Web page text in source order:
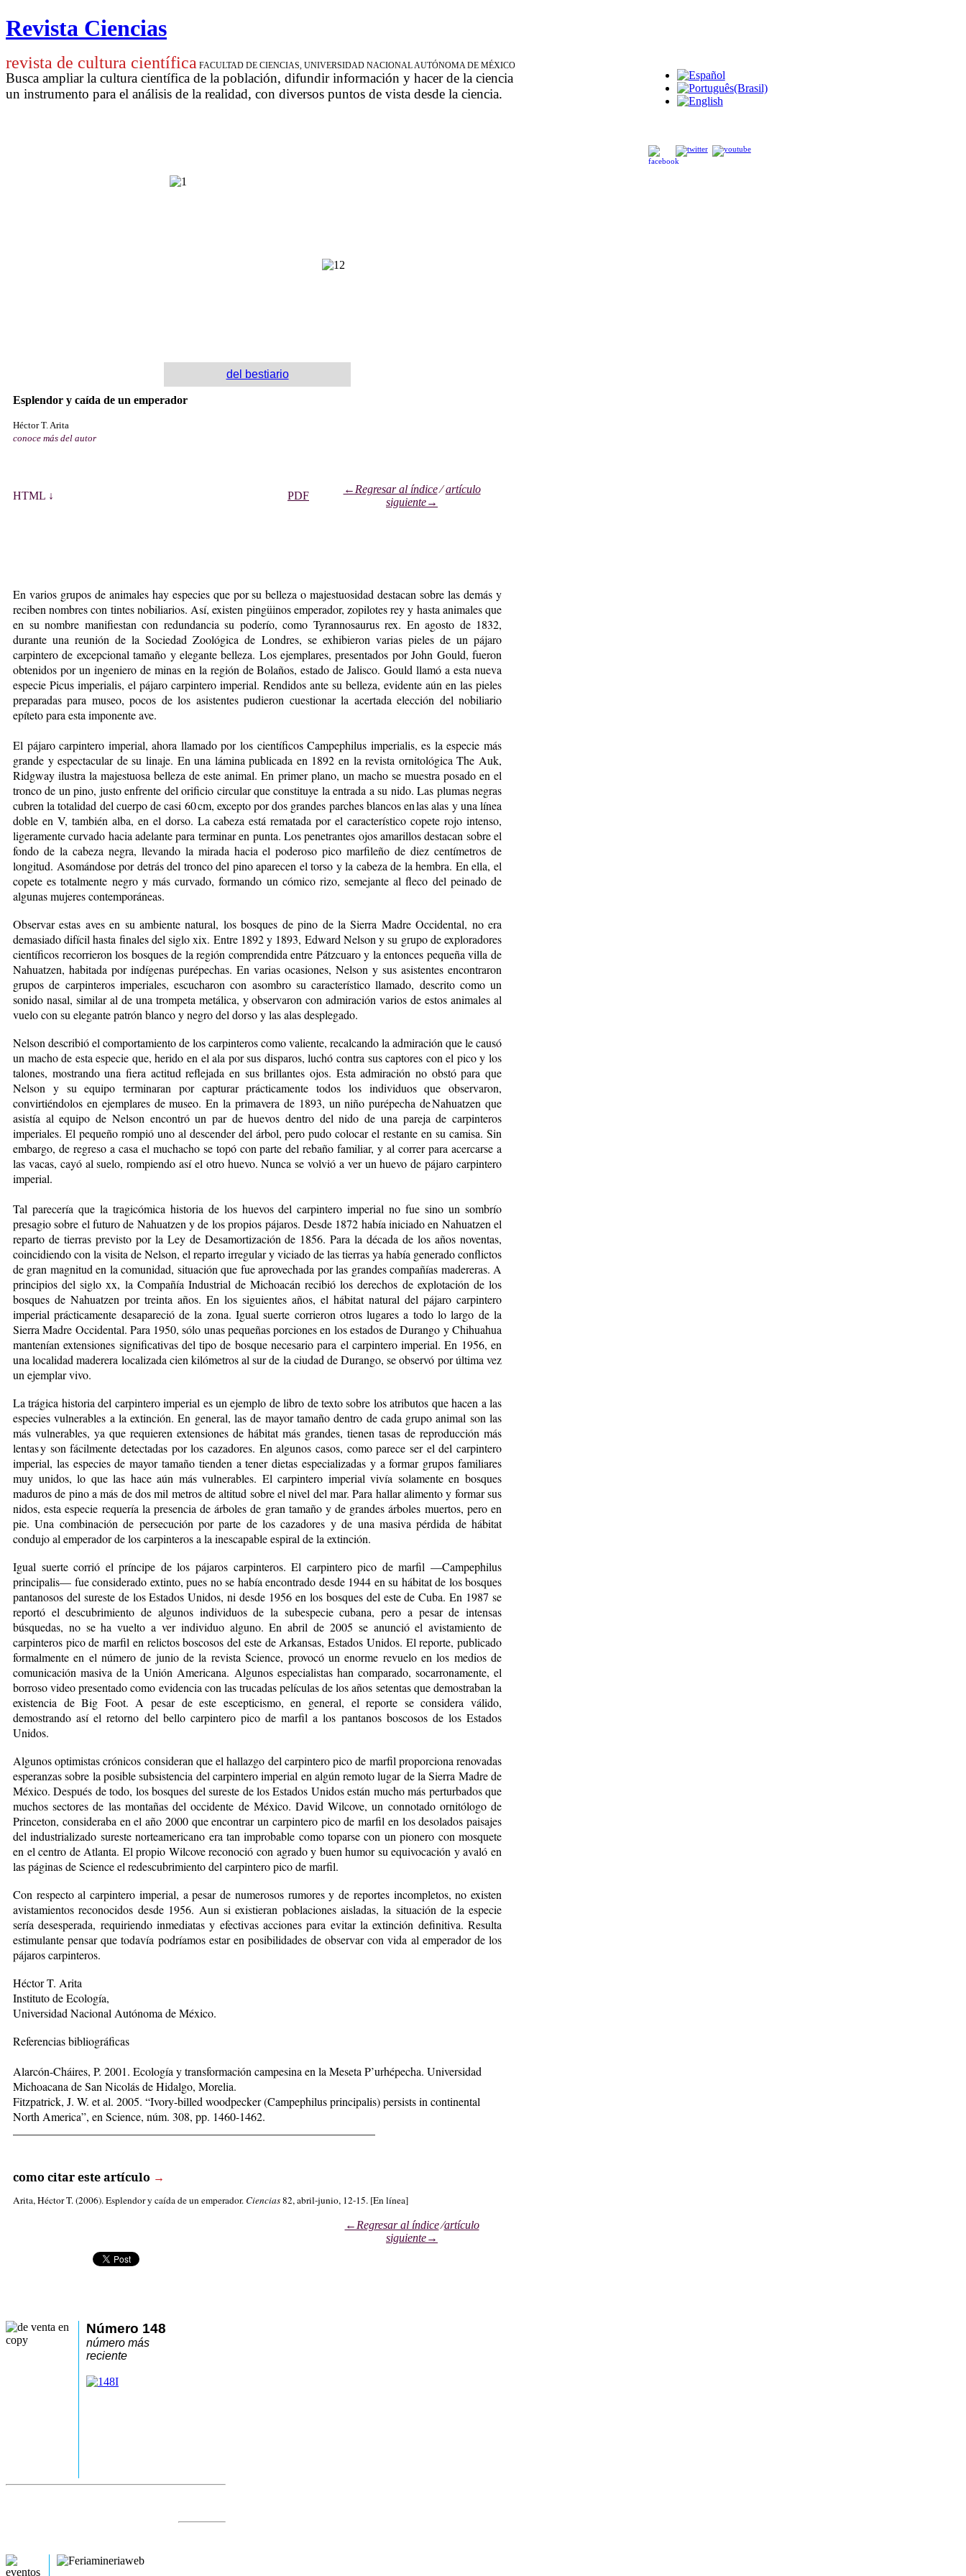
Revista Ciencias
revista de cultura científica FACULTAD DE CIENCIAS, UNIVERSIDAD NACIONAL AUTÓNOMA DE MÉXICO
Busca ampliar la cultura científica de la población, difundir información y hacer de la ciencia
un instrumento para el análisis de la realidad, con diversos puntos de vista desde la ciencia.
del bestiario
Esplendor y caída de un emperador
Héctor T. Arita
conoce más del autor
HTML ↓ PDF
←Regresar al índice⁄artículo
siguiente→
En varios grupos de animales hay especies que por su belleza o majestuosidad destacan sobre las demás y
reciben nombres con tintes nobiliarios. Así, existen pingüinos emperador, zopilotes rey y hasta animales que
en su nombre manifiestan con redundancia su poderío, como Tyrannosaurus rex. En agosto de 1832,
durante una reunión de la Sociedad Zoológica de Londres, se exhibieron varias pieles de un pájaro
carpintero de excepcional tamaño y elegante belleza. Los ejemplares, presentados por John Gould, fueron
obtenidos por un ingeniero de minas en la región de Bolaños, estado de Jalisco. Gould llamó a esta nueva
especie Picus imperialis, el pájaro carpintero imperial. Rendidos ante su belleza, evidente aún en las pieles
preparadas para museo, pocos de los asistentes pudieron cuestionar la acertada elección del nobiliario
epíteto para esta imponente ave.
El pájaro carpintero im­pe­rial, ahora llamado por los científicos Campephilus imperialis, es la especie más
grande y espectacular de su linaje. En una lámina publicada en 1892 en la revista ornitológica The Auk,
Ridgway ilustra la majestuosa belleza de este animal. En primer plano, un macho se muestra posado en el
tronco de un pino, justo enfrente del orificio circular que constituye la entrada a su nido. Las plumas negras
cubren la totalidad del cuerpo de casi 60 cm, excepto por dos grandes parches blancos en las alas y una línea
doble en V, también alba, en el dorso. La cabeza está rematada por el característico copete rojo intenso,
ligeramente curvado hacia adelante para terminar en punta. Los penetrantes ojos amarillos destacan sobre el
fondo de la cabeza negra, llevando la mirada hacia el poderoso pico marfileño de diez centímetros de
longitud. Asomándose por detrás del tronco del pino aparecen el torso y la cabeza de la hembra. En ella, el
copete es totalmente negro y más curvado, formando un cómico rizo, semejante al fleco del peinado de
algunas mujeres contemporáneas.
Observar estas aves en su ambiente natural, los bosques de pino de la Sierra Madre Occidental, no era
demasiado difícil hasta finales del siglo xix. Entre 1892 y 1893, Edward Nelson y su grupo de exploradores
científicos recorrieron los bosques de la región comprendida entre Pátzcuaro y la entonces pequeña villa de
Nahuatzen, habitada por indígenas purépechas. En varias ocasiones, Nelson y sus asistentes encontraron
grupos de carpinteros imperiales, escucharon con asombro su característico llamado, descrito como un
sonido nasal, similar al de una trompeta metálica, y observaron con admiración varios de estos animales al
vuelo con su elegante patrón blanco y negro del dorso y las alas desplegado.
Nelson describió el comportamiento de los carpinteros como valiente, recalcando la admiración que le causó
un macho de esta especie que, herido en el ala por sus disparos, luchó contra sus captores con el pico y los
talones, mostrando una fiera actitud reflejada en sus brillantes ojos. Esta admiración no obstó para que
Nelson y su equipo terminaran por capturar prácticamente todos los individuos que observaron,
convirtiéndolos en ejemplares de museo. En la primavera de 1893, un niño purépecha de Nahuatzen que
asistía al equipo de Nelson encontró un par de huevos dentro del nido de una pareja de carpinteros
imperiales. El pequeño rompió uno al descender del árbol, pero pudo colocar el restante en su camisa. Sin
embargo, de regreso a casa el muchacho se topó con parte del rebaño familiar, y al correr para acercarse a
las vacas, cayó al suelo, rompiendo así el otro huevo. Nunca se volvió a ver un huevo de pájaro carpintero
imperial.
Tal parecería que la tragicómica historia de los huevos del carpintero imperial no fue sino un sombrío
presagio sobre el futuro de Nahuatzen y de los propios pájaros. Desde 1872 había iniciado en Nahuatzen el
reparto de tierras previsto por la Ley de Desamortización de 1856. Para la década de los años noventas,
coincidiendo con la visita de Nelson, el reparto irregular y viciado de las tierras ya había generado conflictos
de gran magnitud en la comunidad, situación que fue aprovechada por las grandes compañías madereras. A
principios del siglo xx, la Compañía Industrial de Michoacán recibió los derechos de explotación de los
bosques de Nahuatzen por treinta años. En los siguientes años, el hábitat natural del pájaro carpintero
imperial prácticamente desapareció de la zona. Igual suerte corrieron otros lugares a todo lo largo de la
Sierra Madre Occidental. Para 1950, sólo unas pequeñas porciones en los estados de Durango y Chihuahua
mantenían extensiones significativas del tipo de bosque necesario para el carpintero imperial. En 1956, en
una localidad maderera localizada cien kilómetros al sur de la ciudad de Durango, se observó por última vez
un ejemplar vivo.
La trágica historia del carpintero imperial es un ejemplo de libro de texto sobre los atributos que hacen a las
especies vulnerables a la extinción. En general, las de mayor tamaño dentro de cada grupo animal son las
más vulnerables, ya que requieren extensiones de hábitat más grandes, tienen tasas de reproducción más
lentas y son fácilmente detectadas por los cazadores. En algunos casos, como parece ser el del carpintero
imperial, las especies de mayor tamaño tienden a tener dietas especializadas y a formar grupos familiares
muy unidos, lo que las hace aún más vulnerables. El carpintero imperial vivía solamente en bosques
maduros de pino a más de dos mil metros de altitud sobre el nivel del mar. Para hallar alimento y formar sus
nidos, esta especie requería la presencia de árboles de gran tamaño y de grandes árboles muertos, pero en
pie. Una combinación de persecución por parte de los cazadores y de una masiva pérdida de hábitat
condujo al emperador de los carpinteros a la inescapable espiral de la extinción.
Igual suerte corrió el príncipe de los pájaros carpinteros. El carpintero pico de marfil —Campephilus
principalis— fue considerado extinto, pues no se había encontrado desde 1944 en su hábitat de los bosques
pantanosos del sureste de los Estados Unidos, ni desde 1956 en los bosques del este de Cuba. En 1987 se
reportó el descubrimiento de algunos individuos de la subespecie cubana, pero a pesar de intensas
búsquedas, no se ha vuelto a ver individuo alguno. En abril de 2005 se anunció el avistamiento de
carpinteros pico de marfil en relictos boscosos del este de Arkansas, Estados Unidos. El reporte, publicado
formalmente en el número de junio de la revista Science, provocó un enorme revuelo en los medios de
comunicación masiva de la Unión Americana. Algunos especialistas han comparado, socarronamente, el
borroso video presentado como evidencia con las trucadas películas de los años setentas que demostraban la
existencia de Big Foot. A pesar de este escepticismo, en general, el reporte se considera válido,
demostrando así el retorno del bello carpintero pico de marfil a los pantanos boscosos de los Estados
Unidos.
Algunos optimistas crónicos consideran que el hallazgo del carpintero pico de marfil proporciona renovadas
esperanzas sobre la posible subsistencia del carpintero imperial en algún remoto lugar de la Sierra Madre de
México. Después de todo, los bosques del sureste de los Estados Unidos están mucho más perturbados que
muchos sectores de las montañas del occidente de México. David Wilcove, un connotado ornitólogo de
Princeton, consideraba en el año 2000 que encontrar un carpintero pico de marfil en los desolados paisajes
del industrializado sureste norteamericano era tan improbable como toparse con un pionero con mosquete
en el centro de Atlanta. El propio Wilcove reconoció con agrado y buen humor su equivocación y avaló en
las páginas de Science el redescubrimiento del carpintero pico de marfil.
Con respecto al carpintero imperial, a pesar de numerosos rumores y de reportes incompletos, no existen
avistamientos reconocidos desde 1956. Aun si existieran poblaciones aisladas, la situación de la especie
sería desesperada, requiriendo inmediatas y efectivas acciones para evitar la extinción definitiva. Resulta
estimulante pensar que todavía podríamos estar en posibilidades de observar con vida al emperador de los
pájaros carpinteros.
Héctor T. Arita
Instituto de Ecología,
Universidad Nacional Autónoma de México.
Referencias bibliográficas
Alarcón-Cháires, P. 2001. Ecología y transformación campesina en la Meseta P’urhépecha. Universidad
Michoacana de San Nicolás de Hidalgo, Morelia.
Fitzpatrick, J. W. et al. 2005. “Ivory-billed woodpecker (Campephilus principalis) persists in continental
North America”, en Science, núm. 308, pp. 1460-1462.
como citar este artículo →
Arita, Héctor T.(2006). Esplendor y caída de un emperador. Ciencias82, abril-junio, 12-15. [En línea]
←Regresar al índice⁄artículo
siguiente→
Número 148
número más
reciente